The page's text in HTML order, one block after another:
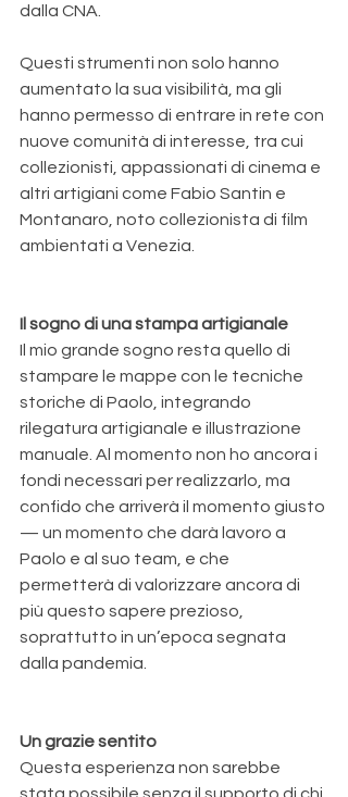
dalla CNA.
Questi strumenti non solo hanno
aumentato la sua visibilità, ma gli
hanno permesso di entrare in rete con
nuove comunità di interesse, tra cui
collezionisti, appassionati di cinema e
altri artigiani come Fabio Santin e
Montanaro, noto collezionista di film
ambientati a Venezia.
Il sogno di una stampa artigianale
Il mio grande sogno resta quello di
stampare le mappe con le tecniche
storiche di Paolo, integrando
rilegatura artigianale e illustrazione
manuale. Al momento non ho ancora i
fondi necessari per realizzarlo, ma
confido che arriverà il momento giusto
— un momento che darà lavoro a
Paolo e al suo team, e che
permetterà di valorizzare ancora di
più questo sapere prezioso,
soprattutto in un’epoca segnata
dalla pandemia.
Un grazie sentito
Questa esperienza non sarebbe
stata possibile senza il supporto di chi